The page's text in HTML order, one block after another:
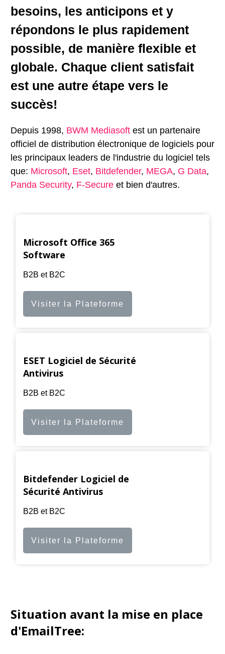
besoins, les anticipons et y
répondons le plus rapidement
possible, de manière flexible et
globale. Chaque client satisfait
est une autre étape vers le
succès!
Depuis 1998, BWM Mediasoft est un partenaire
officiel de distribution électronique de logiciels pour
les principaux leaders de l'industrie du logiciel tels
que: Microsoft, Eset, Bitdefender, MEGA, G Data,
Panda Security, F-Secure et bien d'autres.
Microsoft Office 365
Software
B2B et B2C
Visiter la Plateforme
ESET Logiciel de Sécurité
Antivirus
B2B et B2C
Visiter la Plateforme
Bitdefender Logiciel de
Sécurité Antivirus
B2B et B2C
Visiter la Plateforme
Situation avant la mise en place
d'EmailTree: